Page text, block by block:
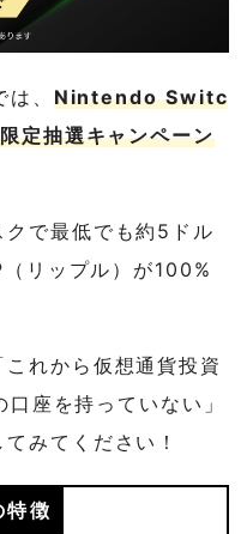
は、 Nintendo Switc
定抽選キャンペーン
で最低でも約5ドル
リップル）が100%
れから仮想通貨投資
座を持っていない」
みてください！
特徴